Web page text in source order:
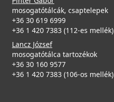
mosogatótálcák, csaptelepek
+36 30 619 6999
+36 1 420 7383 (112-es mellék)
Lancz József
mosogatótálca tartozékok
+36 30 160 9577
+36 1 420 7383 (106-os mellék)